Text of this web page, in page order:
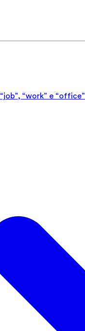
“work” e “office”